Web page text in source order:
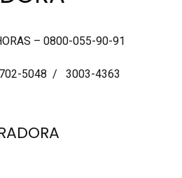
– 0800-055-90-91
702-5048 / 3003-4363